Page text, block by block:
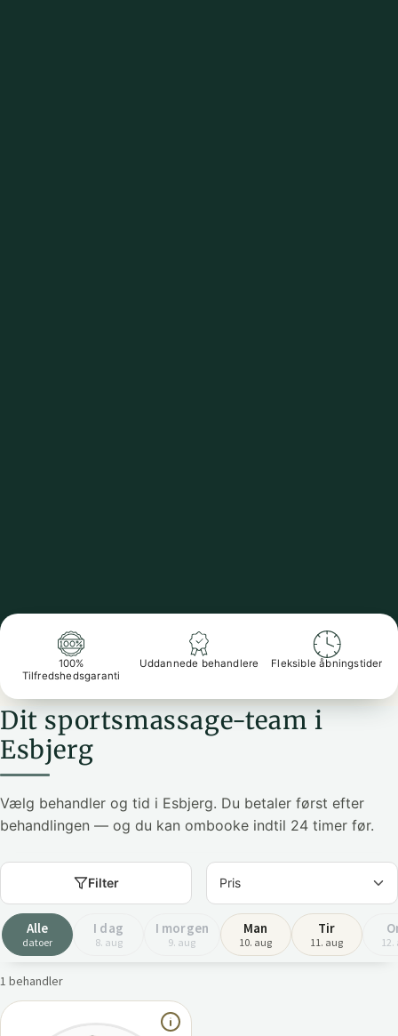
100%
Tilfredshedsgaranti
Uddannede behandlere Fleksible åbningstider
Dit sportsmassage-team i
Esbjerg
Vælg behandler og tid i Esbjerg. Du betaler først efter
behandlingen — og du kan ombooke indtil 24 timer før.
Filter
Alle
datoer
I dag
8. aug
I morgen
9. aug
Man
10. aug
Tir
11. aug
1 behandler